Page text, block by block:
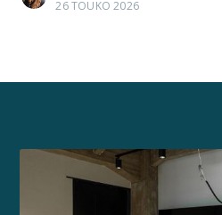
26 TOUKO 2026